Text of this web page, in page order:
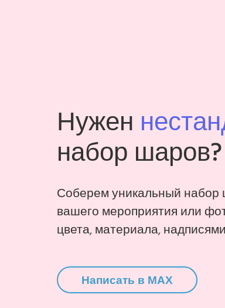
Нужен
набор шаров?
Соберем уникальный набор
вашего мероприятия или
цвета, материала,
Написать в MAX